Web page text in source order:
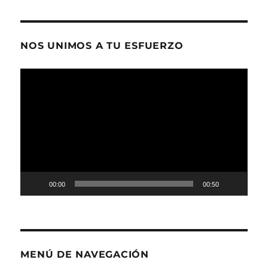
NOS UNIMOS A TU ESFUERZO
00:00 00:50
MENÚ DE NAVEGACIÓN